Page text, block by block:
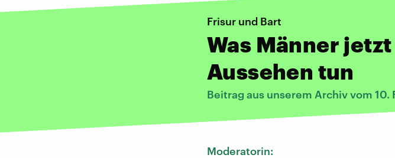
Frisur und Bart
Was Männer
Aussehen tun
Beitrag aus unserem Archiv vom 10.
Moderatorin: